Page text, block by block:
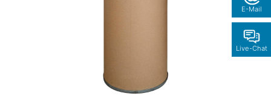
E-Mail
Live-Chat